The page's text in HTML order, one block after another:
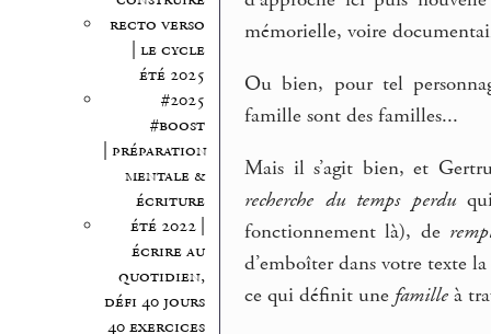
recto verso
| le cycle
été 2025
#2025
#boost
| préparation
mentale &
écriture
été 2022 |
écrire au
quotidien,
défi 40 jours
40 exercices
mémorielle, voire
Ou bien, pour tel
famille sont des familles...
Mais il s’agit bien, et
recherche du temps perduqui
fonctionnement là), de
d’emboîter dans votre texte
ce qui définit une famille à